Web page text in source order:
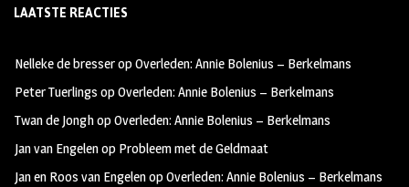
b
oo
k
ag
m
tt
LAATSTE REACTIES
Nelleke de bresseropOverleden: Annie Bolenius – Berkelmans
Peter Tuerlings opOverleden: Annie Bolenius – Berkelmans
Twan de JonghopOverleden: Annie Bolenius – Berkelmans
Jan van Engelenop Probleem met de Geldmaat
Jan en Roos van EngelenopOverleden: Annie Bolenius – Berkelmans